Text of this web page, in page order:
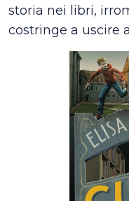
storia nei libri,
costringe a uscire